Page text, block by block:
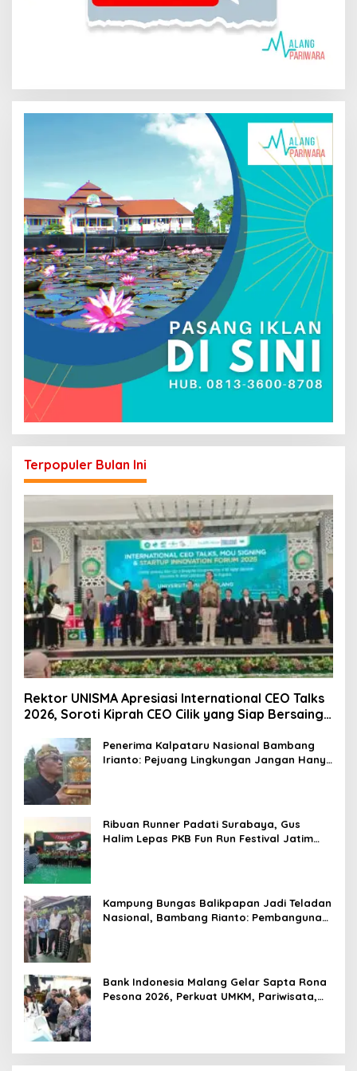
Terpopuler Bulan Ini
Rektor UNISMA Apresiasi International CEO Talks
2026, Soroti Kiprah CEO Cilik yang Siap Bersaing
Penerima Kalpataru Nasional Bambang
Irianto: Pejuang Lingkungan Jangan Hanya
Ribuan Runner Padati Surabaya, Gus
Halim Lepas PKB Fun Run Festival Jatim
Kampung Bungas Balikpapan Jadi Teladan
Nasional, Bambang Rianto: Pembangunan
Bank Indonesia Malang Gelar Sapta Rona
Pesona 2026, Perkuat UMKM, Pariwisata,